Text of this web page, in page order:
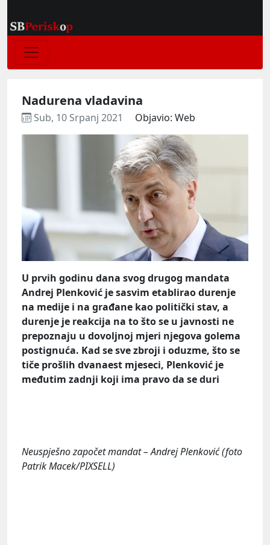
Nadurena vladavina
Sub, 10 Srpanj 2021 Objavio: Web
U prvih godinu dana svog drugog mandata
Andrej Plenković je sasvim etablirao durenje
na medije i na građane kao politički stav, a
durenje je reakcija na to što se u javnosti ne
prepoznaju u dovoljnoj mjeri njegova golema
postignuća. Kad se sve zbroji i oduzme, što se
tiče prošlih dvanaest mjeseci, Plenković je
međutim zadnji koji ima pravo da se duri
Neuspješno započet mandat – Andrej Plenković (foto
Patrik Macek/PIXSELL)